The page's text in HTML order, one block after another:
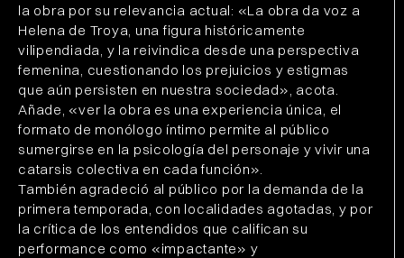
la obra por su relevancia actual: «La obra da voz a
Helena de Troya, una figura históricamente
vilipendiada, y la reivindica desde una perspectiva
femenina, cuestionando los prejuicios y estigmas
que aún persisten en nuestra sociedad», acota.
Añade, «ver la obra es una experiencia única, el
formato de monólogo íntimo permite al público
sumergirse en la psicología del personaje y vivir una
catarsis colectiva en cada función».
También agradeció al público por la demanda de la
primera temporada, con localidades agotadas, y por
la crítica de los entendidos que califican su
performance como «impactante» y